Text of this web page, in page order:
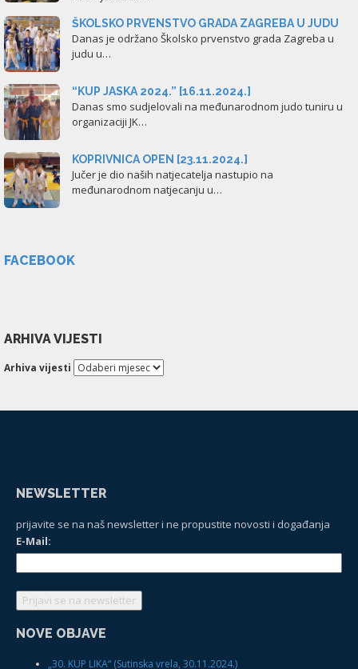
ŠKOLSKO PRVENSTVO GRADA ZAGREBA U JUDU
Danas je održano Školsko prvenstvo grada Zagreba u
judu u…
“KUP JASKA 2024.” [16.11.2024.]
Danas smo sudjelovali na međunarodnom judo tuniru u
organizaciji JK…
KOPRIVNICA OPEN [23.11.2024.]
Jučer je dio naših natjecatelja nastupio na
međunarodnom natjecanju u…
FACEBOOK
ARHIVA VIJESTI
Arhiva vijesti
NEWSLETTER
prijavite se na naš newsletter i ne propustite novosti i događanja
E-Mail:
NOVE OBJAVE
„30. KUP LIKA“ (Sutinska vrela, 30.11.2024.)